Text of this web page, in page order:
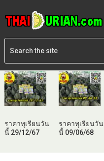
ราคาทุเรียนวัน
นี้ 29/12/67
ราคาทุเรียนวัน
นี้ 09/06/68